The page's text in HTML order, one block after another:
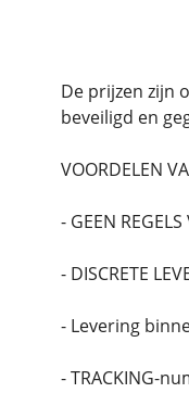
De prijzen zijn
beveiligd en
VOORDELEN
- GEEN REGELS
- DISCRETE
- Levering
- TRACKING-